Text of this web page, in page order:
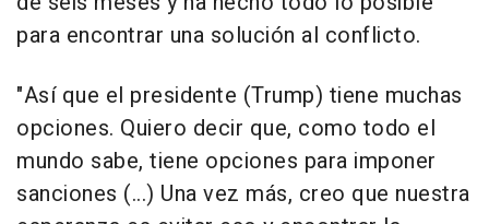
para encontrar una solución al conflicto.
"Así que el presidente (Trump) tiene muchas
opciones. Quiero decir que, como todo el
mundo sabe, tiene opciones para imponer
sanciones (...) Una vez más, creo que nuestra